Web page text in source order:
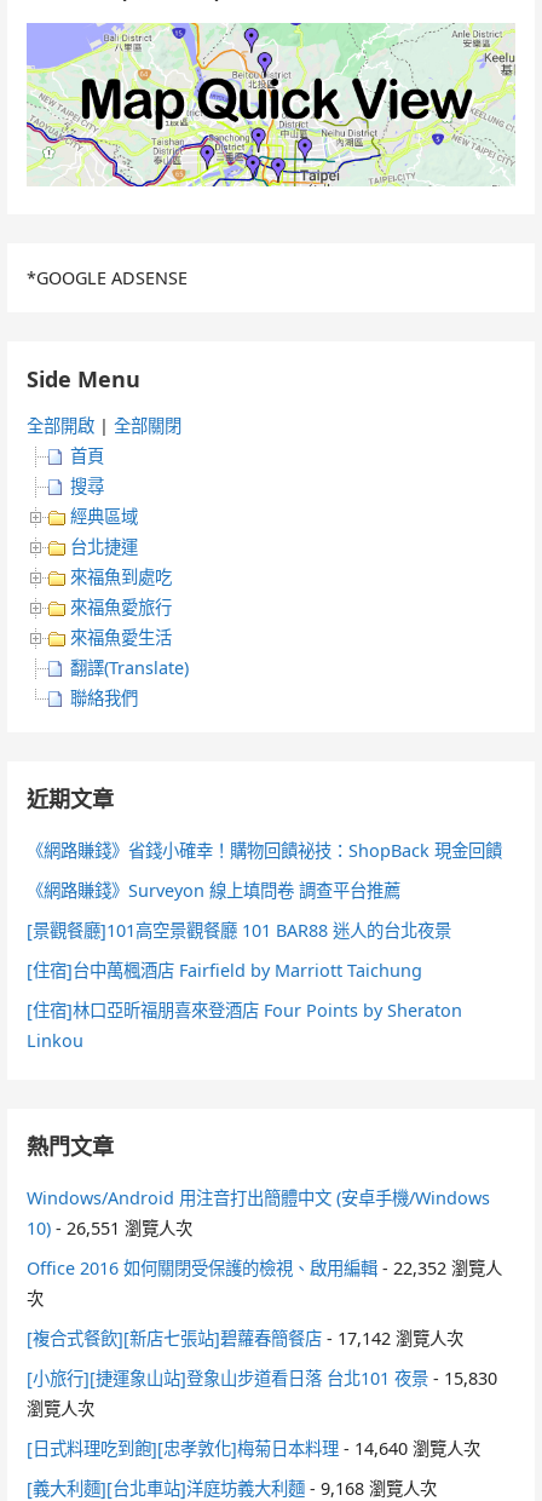
*GOOGLE ADSENSE
Side Menu
全部開啟 |全部關閉
首頁
搜尋
經典區域
台北捷運
來福魚到處吃
來福魚愛旅行
來福魚愛生活
翻譯(Translate)
聯絡我們
近期文章
《網路賺錢》省錢小確幸！購物回饋祕技：ShopBack 現金回饋
《網路賺錢》Surveyon 線上填問卷 調查平台推薦
[景觀餐廳]101高空景觀餐廳 101 BAR88 迷人的台北夜景
[住宿]台中萬楓酒店 Fairfield by Marriott Taichung
[住宿]林口亞昕福朋喜來登酒店 Four Points by Sheraton
Linkou
熱門文章
Windows/Android 用注音打出簡體中文 (安卓手機/Windows
10) - 26,551 瀏覽人次
Office 2016 如何關閉受保護的檢視、啟用編輯 - 22,352 瀏覽人
次
[複合式餐飲][新店七張站]碧蘿春簡餐店 - 17,142 瀏覽人次
[小旅行][捷運象山站]登象山步道看日落 台北101 夜景 - 15,830
瀏覽人次
[日式料理吃到飽][忠孝敦化]梅菊日本料理 - 14,640 瀏覽人次
[義大利麵][台北車站]洋庭坊義大利麵 - 9,168 瀏覽人次